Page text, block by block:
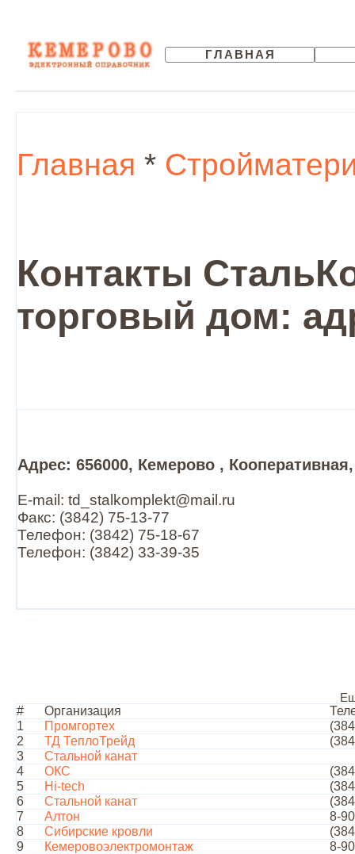
ГЛАВНАЯ
Главная *
Контакты
торговый дом:
Адрес: 656000, Кемерово ,
E-mail: td_stalkomplekt@mail.ru
Факс: (3842) 75-13-77
Телефон: (3842) 75-18-67
Телефон: (3842) 33-39-35
# Организация
1
Промгортех
2
ТД ТеплоТрейд
3
Стальной канат
4
ОКС
5
Hi-tech
6
Стальной канат
7
Алтон
8-
8
Сибирские кровли
9
Кемеровоэлектромонтаж
8-